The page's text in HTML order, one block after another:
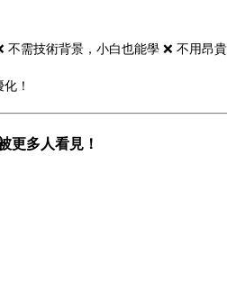
不需技術背景，小白也能學 ❌ 不用昂
！
更多人看見！